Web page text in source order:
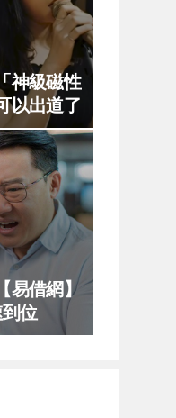
神級磁性
以出道了
易借網】
位